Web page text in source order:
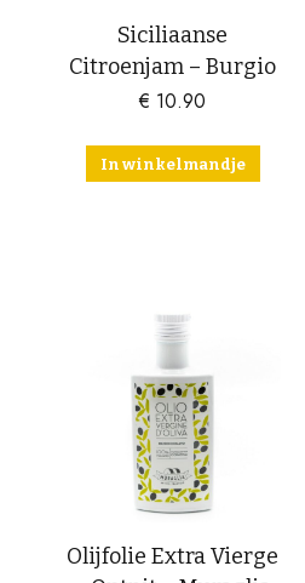
Siciliaanse
Citroenjam – Burgio
€ 10.90
In winkelmandje
Olijfolie Extra Vierge